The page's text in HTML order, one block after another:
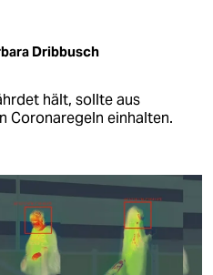
Dribbusch
hält, sollte aus
Coronaregeln einhalten.